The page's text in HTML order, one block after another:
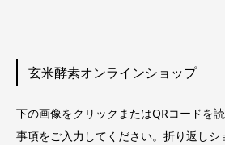
玄米酵素オンラインショップ
下の画像をクリックまたはQRコードを
事項をご入力してください。折り返しシ